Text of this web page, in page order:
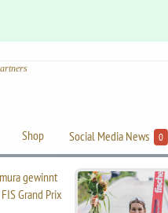
Shop Social Media News 0
gewinnt
Grand Prix